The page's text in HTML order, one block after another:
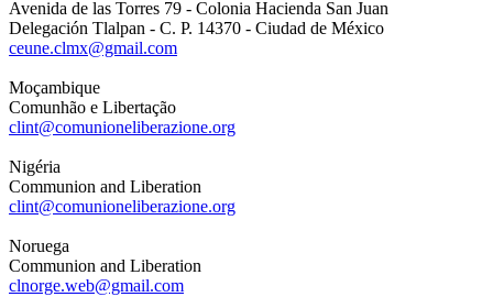
Avenida de las Torres 79 - Colonia Hacienda San Juan
Delegación Tlalpan - C. P. 14370 - Ciudad de México
ceune.clmx@gmail.com
Moçambique
Comunhão e Libertação
clint@comunioneliberazione.org
Nigéria
Communion and Liberation
clint@comunioneliberazione.org
Noruega
Communion and Liberation
clnorge.web@gmail.com